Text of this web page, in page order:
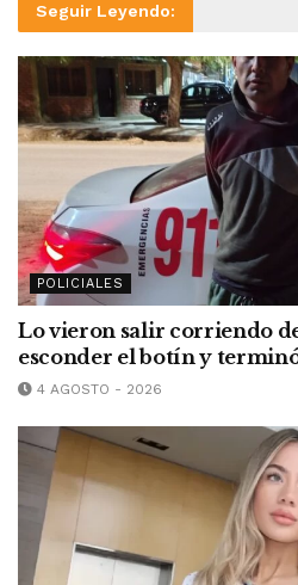
Seguir Leyendo:
POLICIALES
Lo vieron salir corriendo
esconder el botín y
4 AGOSTO - 2026